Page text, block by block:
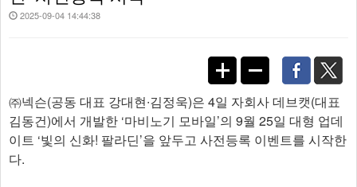
2025-09-04 14:44:38
㈜넥슨(공동 대표 강대현∙김정욱)은 4일 자회사 데브캣(대표
김동건)에서 개발한 ‘마비노기 모바일’의 9월 25일 대형 업데
이트 ‘빛의 신화! 팔라딘’을 앞두고 사전등록 이벤트를 시작한
다.